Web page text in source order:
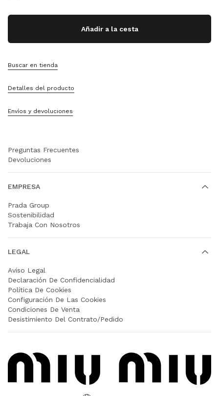
Añadir a la cesta
Buscar en tienda
Detalles del producto
Envíos y devoluciones
+34 91 123 77 74
Contactos
Sitemap
ASISTENCIA
Preguntas Frecuentes
Devoluciones
EMPRESA
Prada Group
Sostenibilidad
Trabaja Con Nosotros
LEGAL
Aviso Legal
Declaración De Confidencialidad
Política De Cookies
Configuración De Las Cookies
Condiciones De Venta
Desistimiento Del Contrato/Pedido